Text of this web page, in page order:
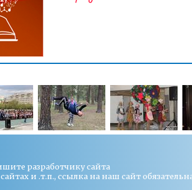
разработчику сайта
и .т.п., ссылка на наш сайт